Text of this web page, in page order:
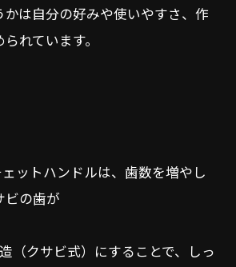
かは自分の好みや使いやすさ、作
れています。
ットハンドルは、歯数を増やし
ビの歯が
（クサビ式）にすることで、しっ